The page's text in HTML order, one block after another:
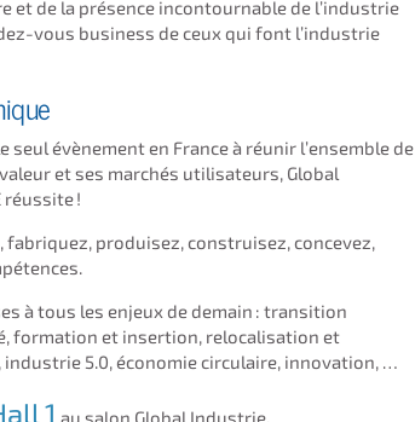
et de la présence incontournable de l’industrie
vous business de ceux qui font l’industrie
évènement en France à réunir l’ensemble de
et ses marchés utilisateurs, Global
réussite !
produisez, construisez, concevez,
à tous les enjeux de demain : transition
formation et insertion, relocalisation et
5.0, économie circulaire, innovation, …
1 au salon Global Industrie.